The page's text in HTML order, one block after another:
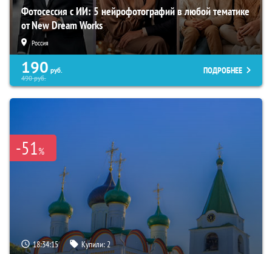
Фотосессия с ИИ: 5 нейрофотографий в любой тематике
от New Dream Works
Россия
190 руб.
490руб.
ПОДРОБНЕЕ
-51%
18:34:14 Купили:2